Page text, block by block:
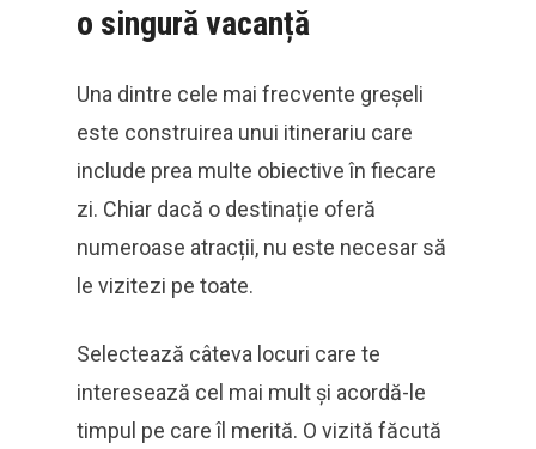
o singură vacanță
Una dintre cele mai frecvente greșeli
este construirea unui itinerariu care
include prea multe obiective în fiecare
zi. Chiar dacă o destinație oferă
numeroase atracții, nu este necesar să
le vizitezi pe toate.
Selectează câteva locuri care te
interesează cel mai mult și acordă-le
timpul pe care îl merită. O vizită făcută